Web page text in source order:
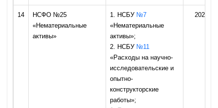
14
НСФО №25
«Нематериальные
активы»
1. НСБУ №7
«Нематериальные
активы»;
2. НСБУ №11
«Расходы на научно-
исследовательские и
опытно-
конструкторские
работы»;
2026